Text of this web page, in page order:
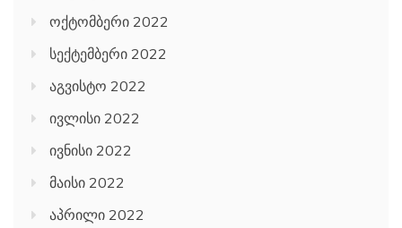
ოქტომბერი 2022
სექტემბერი 2022
აგვისტო 2022
ივლისი 2022
ივნისი 2022
მაისი 2022
აპრილი 2022